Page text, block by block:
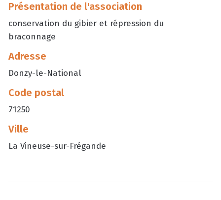
Présentation de l'association
conservation du gibier et répression du
braconnage
Adresse
Donzy-le-National
Code postal
71250
Ville
La Vineuse-sur-Frégande